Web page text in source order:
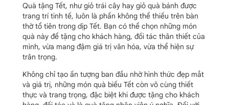
Quà tặng Tết, như giỏ trái cây hay giỏ quà bánh được
trang trí tinh tế, luôn là phần không thể thiếu trên bàn
thờ tổ tiên trong dịp Tết. Bạn có thể chọn những món
quà này để tặng cho khách hàng, đối tác thân thiết của
mình, vừa mang đậm giá trị văn hóa, vừa thể hiện sự
trân trọng.
Không chỉ tạo ấn tượng ban đầu nhờ hình thức đẹp mắt
và giá trị, những món quà biếu Tết còn vô cùng thiết
thực và trang trọng, đặc biệt khi được tặng cho khách